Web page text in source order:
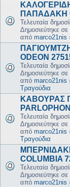
ΠΑΠΑΔΑΚΗ
Τελευταία
Δημοσιεύτηκε σε
από marco21nis
ODEON
Τελευταία
Δημοσιεύτηκε σε
από marco21nis
Τραγούδια
ΚΑΒΟΥΡΑΣ
Τελευταία
Δημοσιεύτηκε σε
από marco21nis
Τραγούδια
COLUMBIA
Τελευταία
Δημοσιεύτηκε σε
από marco21nis